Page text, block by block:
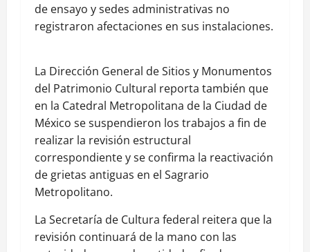
de ensayo y sedes administrativas no
registraron afectaciones en sus instalaciones.
La Dirección General de Sitios y Monumentos
del Patrimonio Cultural reporta también que
en la Catedral Metropolitana de la Ciudad de
México se suspendieron los trabajos a fin de
realizar la revisión estructural
correspondiente y se confirma la reactivación
de grietas antiguas en el Sagrario
Metropolitano.
La Secretaría de Cultura federal reitera que la
revisión continuará de la mano con las